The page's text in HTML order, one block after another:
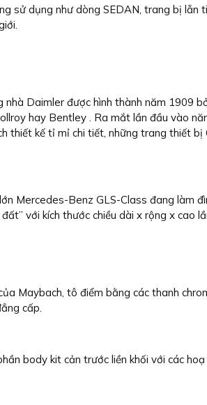
sử dụng như dòng SEDAN, trang bị
Daimler được hình thành năm 1909
hay Bentley . Ra mắt lần đầu vào
thiết kế tỉ mỉ chi tiết, những trang thiết
Mercedes-Benz GLS-Class đang làm
với kích thước chiều dài x rộng x cao
Maybach, tô điểm bằng các thanh
cấp.
body kit cản trước liền khối với các